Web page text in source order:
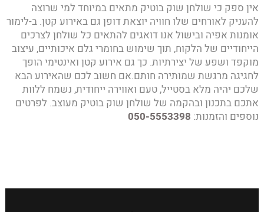
אין ספק כי שולחן שוק בוטיק מתאים במיוחד למי שרוצה
להעניק לאורחים שלו חוויה יוצאת דופן גם באירוע קטן. ב-לימור
אומנות אפיה ובישול אנו דואגים להתאים כל שולחן לצרכים
הייחודיים של הלקוח, תוך שימוש בחומרי גלם איכותיים, עיצוב
מוקפד ושפע של יצירתיות. כך גם אירוע קטן ואינטימי הופך
לחגיגה מרגשת שמותירה חותם.אם חשוב לכם שהאירוע הבא
שלכם יהיה מלא בסטייל, טעם ואווירה ייחודית, נשמח ללוות
אתכם בתכנון ובהקמה של שולחן שוק בוטיק מעוצב. לפרטים
נוספים והזמנות: 050-5553398